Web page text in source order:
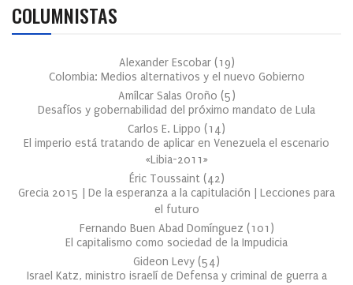
COLUMNISTAS
Alexander Escobar (19)
Colombia: Medios alternativos y el nuevo Gobierno
Amílcar Salas Oroño (5)
Desafíos y gobernabilidad del próximo mandato de Lula
Carlos E. Lippo (14)
El imperio está tratando de aplicar en Venezuela el escenario
«Libia-2011»
Éric Toussaint (42)
Grecia 2015 | De la esperanza a la capitulación | Lecciones para
el futuro
Fernando Buen Abad Domínguez (101 )
El capitalismo como sociedad de la Impudicia
Gideon Levy (54)
Israel Katz, ministro israelí de Defensa y criminal de guerra a